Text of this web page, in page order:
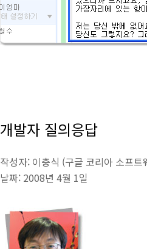
개발자 질의응답
작성자: 이충식 (구글 코리아 소프트
날짜: 2008년 4월 1일